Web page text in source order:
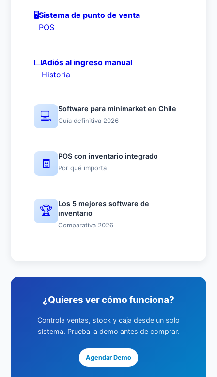
🖥️Sistema de punto de venta
POS
⌨️Adiós al ingreso manual
Historia
💻
Software para minimarket en Chile
Guía definitiva 2026
🧾
POS con inventario integrado
Por qué importa
🏆
Los 5 mejores software de
inventario
Comparativa 2026
¿Quieres ver cómo funciona?
Controla ventas, stock y caja desde un solo
sistema. Prueba la demo antes de comprar.
Agendar Demo